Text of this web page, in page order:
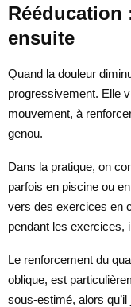
Rééducation
ensuite
Quand la douleur
progressivement. Elle
mouvement, à
genou.
Dans la pratique, on
parfois en piscine ou
vers des exercices en
pendant les exercices,
Le renforcement du
oblique, est
sous-estimé, alors